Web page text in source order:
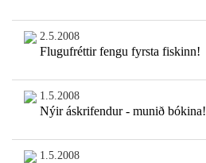
2.5.2008
Flugufréttir fengu fyrsta fiskinn!
1.5.2008
Nýir áskrifendur - munið bókina!
1.5.2008